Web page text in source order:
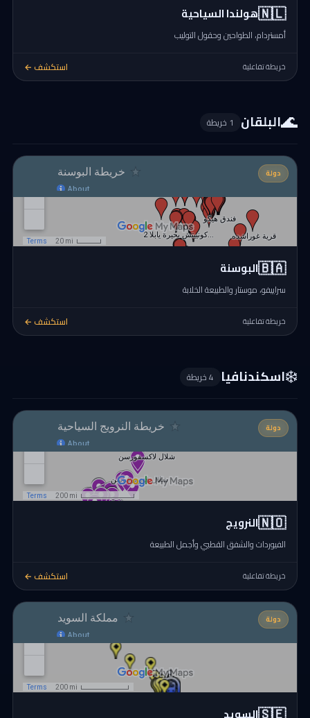
🇳🇱هولندا السياحية
أمستردام، الطواحين وحقول التوليب
خريطة تفاعلية استكشف ←
🌊البلقان 1 خريطة
دولة
🇧🇦البوسنة
سراييفو، موستار والطبيعة الخلابة
خريطة تفاعلية استكشف ←
❄️اسكندنافيا 4 خريطة
دولة
🇳🇴النرويج
الفيوردات والشفق القطبي وأجمل الطبيعة
خريطة تفاعلية استكشف ←
دولة